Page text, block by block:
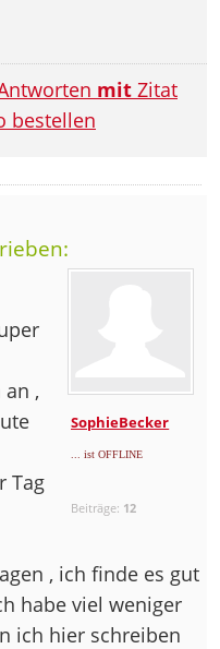
mit Zitat
bestellen
SophieBecker
... ist OFFLINE
Beiträge: 12
,
Tag
, ich finde es gut
habe viel weniger
ich hier schreiben